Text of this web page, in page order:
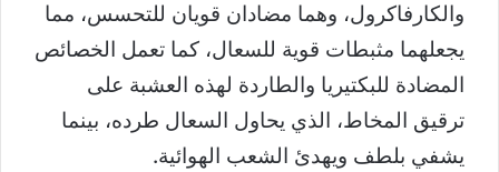
والكارفاكرول، وهما مضادان قويان للتحسس، مما
يجعلهما مثبطات قوية للسعال، كما تعمل الخصائص
المضادة للبكتيريا والطاردة لهذه العشبة على
ترقيق المخاط، الذي يحاول السعال طرده، بينما
يشفي بلطف ويهدئ الشعب الهوائية.